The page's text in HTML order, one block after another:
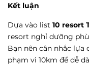
Kết luận
Dựa vào list 10 resort
resort nghỉ dưỡng
Bạn nên cân nhắc lựa
phạm vi 10km để dễ